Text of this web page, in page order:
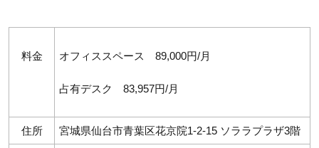
料金 オフィススペース 89,000円/月
占有デスク 83,957円/月
住所 宮城県仙台市青葉区花京院1-2-15 ソララプラザ3階